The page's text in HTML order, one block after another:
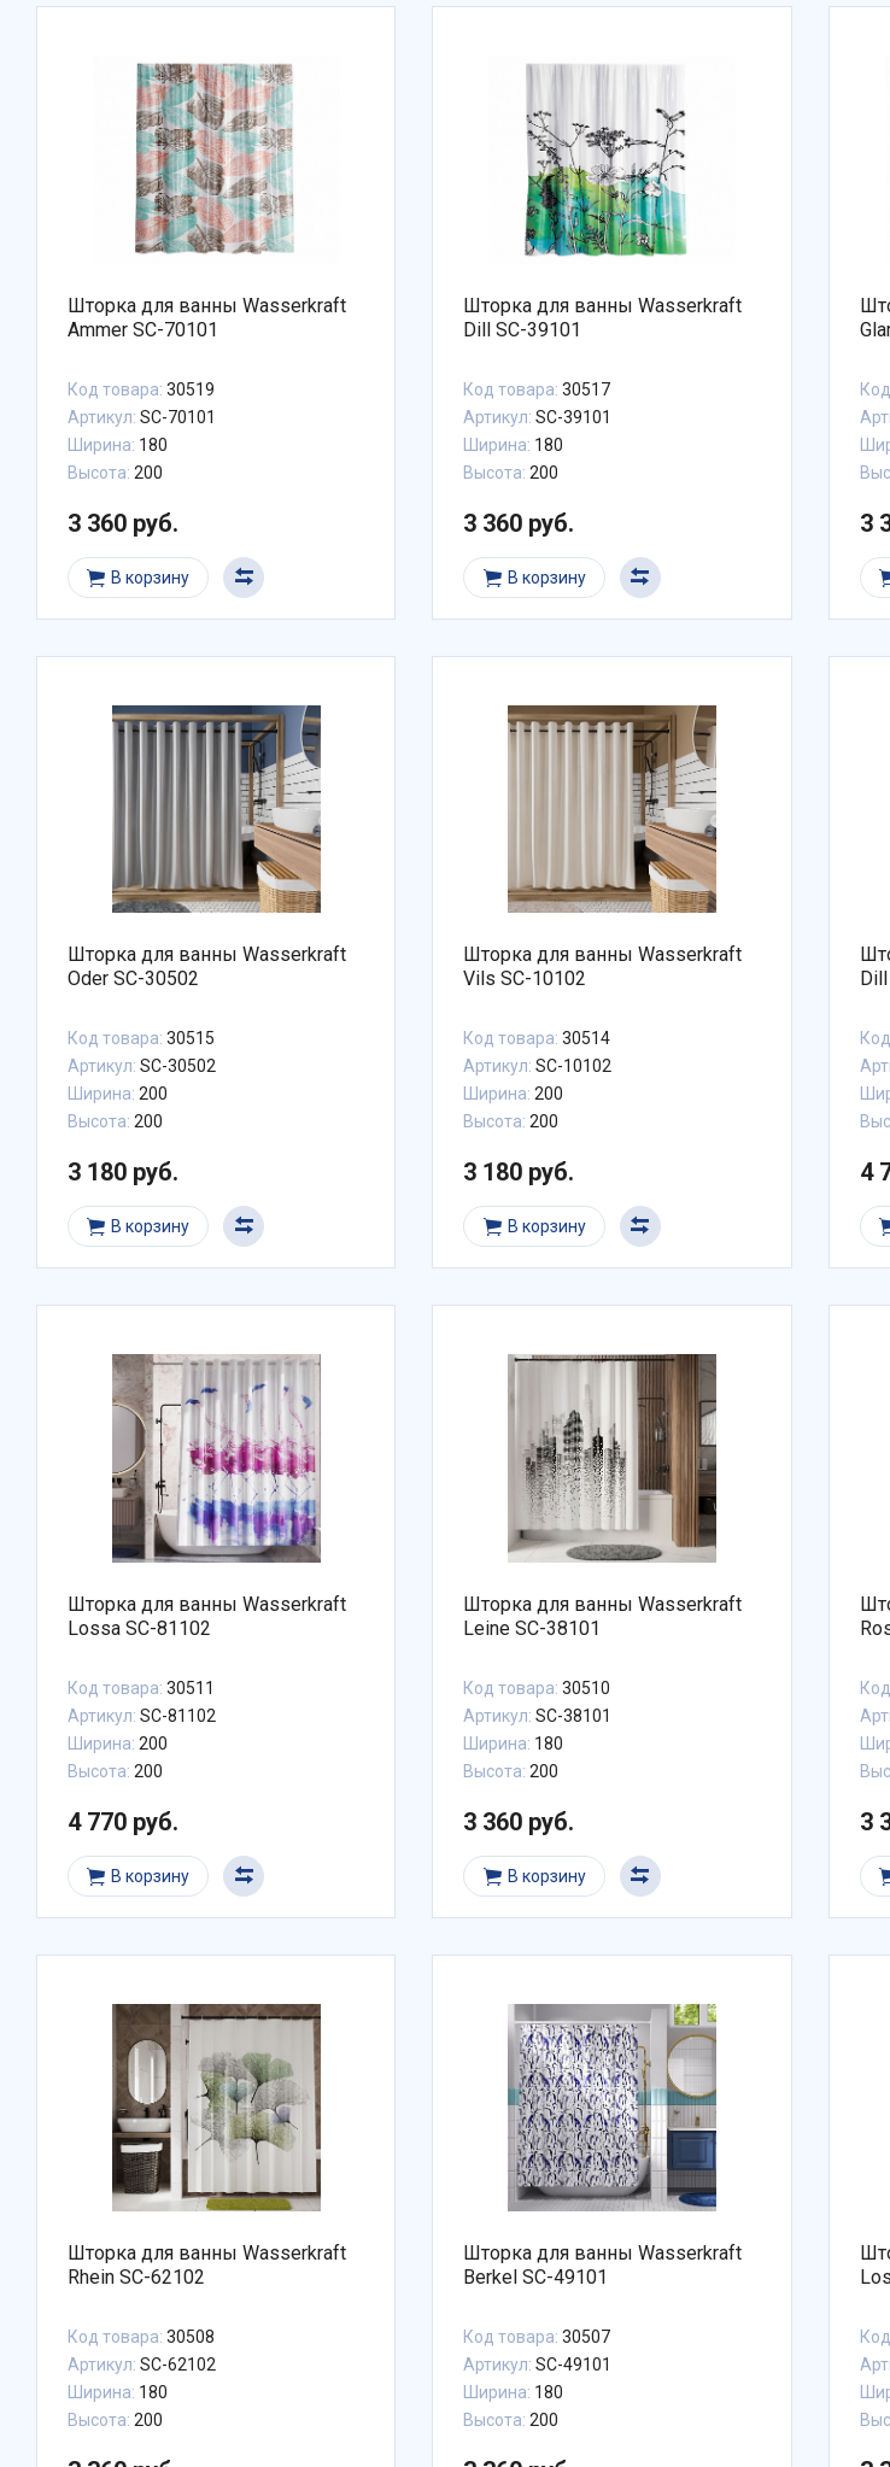
Шторка для ванны Wasserkraft
Ammer SC-70101
Код товара: 30519
Артикул: SC-70101
Ширина: 180
Высота: 200
3 360 руб.
В корзину
Шторка для ванны Wasserkraft
Dill SC-39101
Код товара: 30517
Артикул: SC-39101
Ширина: 180
Высота: 200
3 360 руб.
В корзину
3
Шторка для ванны Wasserkraft
Oder SC-30502
Код товара: 30515
Артикул: SC-30502
Ширина: 200
Высота: 200
3 180 руб.
В корзину
Шторка для ванны Wasserkraft
Vils SC-10102
Код товара: 30514
Артикул: SC-10102
Ширина: 200
Высота: 200
3 180 руб.
В корзину
4
Шторка для ванны Wasserkraft
Lossa SC-81102
Код товара: 30511
Артикул: SC-81102
Ширина: 200
Высота: 200
4 770 руб.
В корзину
Шторка для ванны Wasserkraft
Leine SC-38101
Код товара: 30510
Артикул: SC-38101
Ширина: 180
Высота: 200
3 360 руб.
В корзину
3
Шторка для ванны Wasserkraft
Rhein SC-62102
Код товара: 30508
Артикул: SC-62102
Ширина: 180
Высота: 200
Шторка для ванны Wasserkraft
Berkel SC-49101
Код товара: 30507
Артикул: SC-49101
Ширина: 180
Высота: 200